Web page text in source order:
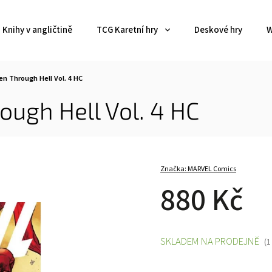
Knihy v angličtině TCG Karetní hry Deskové hry
Through Hell Vol. 4 HC
Hell Vol. 4 HC
Značka:MARVEL Comics
880 Kč
SKLADEM NA PRODEJNĚ